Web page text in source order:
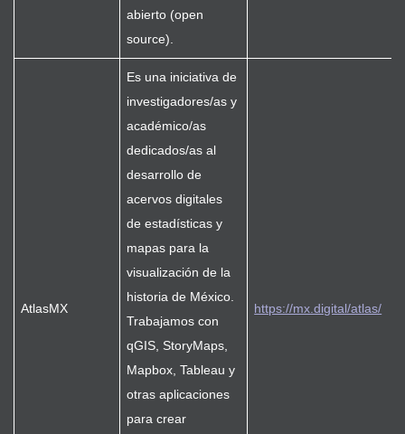
abierto (open
source).
AtlasMX
Es una iniciativa de
investigadores/as y
académico/as
dedicados/as al
desarrollo de
acervos digitales
de estadísticas y
mapas para la
visualización de la
historia de México.
Trabajamos con
qGIS, StoryMaps,
Mapbox, Tableau y
otras aplicaciones
para crear
https://mx.digital/atlas/